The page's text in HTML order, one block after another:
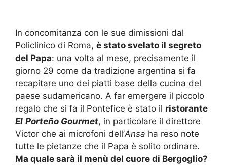
In concomitanza con le sue dimissioni dal
Policlinico di Roma, è stato svelato il segreto
del Papa: una volta al mese, precisamente il
giorno 29 come da tradizione argentina si fa
recapitare uno dei piatti base della cucina del
paese sudamericano. A far emergere il piccolo
regalo che si fa il Pontefice è stato il ristorante
El Porteño Gourmet, in particolare il direttore
Victor che ai microfoni dell’Ansa ha reso note
tutte le pietanze che il Papa è solito ordinare.
Ma quale sarà il menù del cuore di Bergoglio?